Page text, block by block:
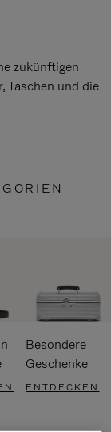
zukünftigen
Taschen und die
Besondere
Geschenke
ENTDECKEN